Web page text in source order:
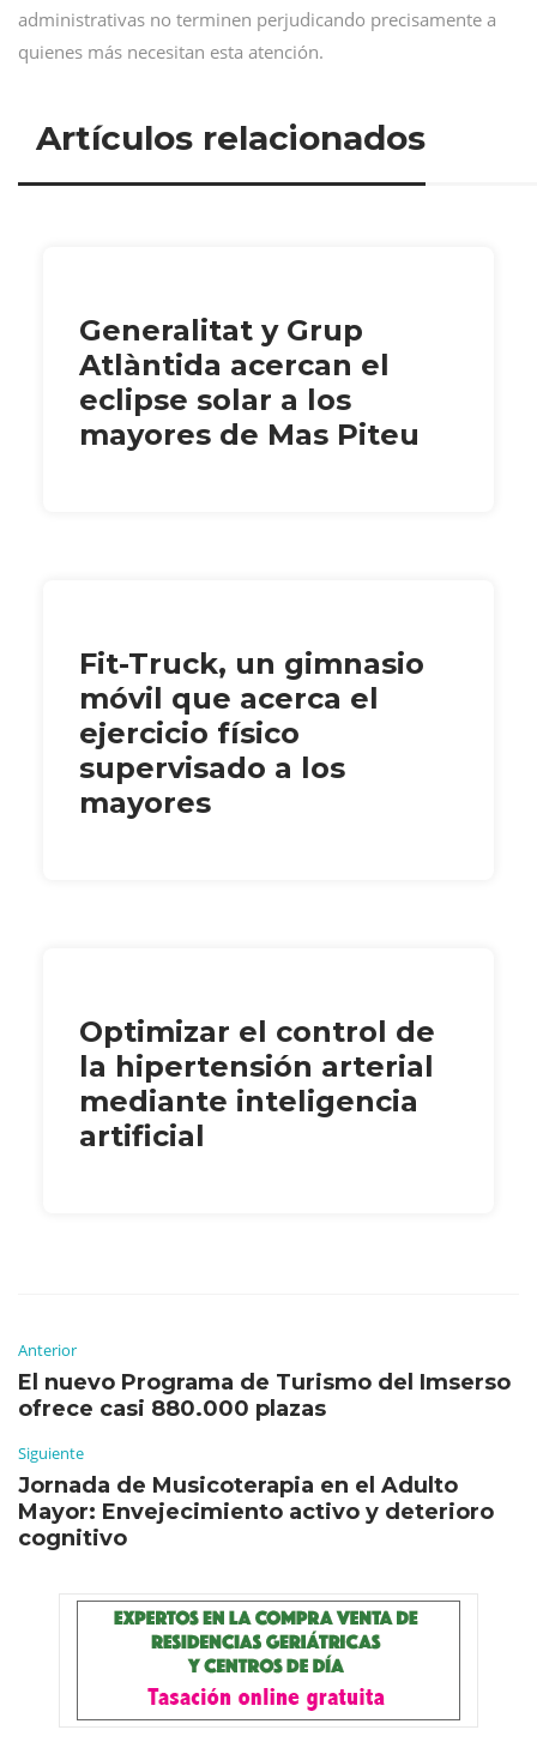
administrativas no terminen perjudicando precisamente a
quienes más necesitan esta atención.
Artículos relacionados
Generalitat y Grup
Atlàntida acercan el
eclipse solar a los
mayores de Mas Piteu
Fit-Truck, un gimnasio
móvil que acerca el
ejercicio físico
supervisado a los
mayores
Optimizar el control de
la hipertensión arterial
mediante inteligencia
artificial
Anterior
El nuevo Programa de Turismo del Imserso
ofrece casi 880.000 plazas
Siguiente
Jornada de Musicoterapia en el Adulto
Mayor: Envejecimiento activo y deterioro
cognitivo